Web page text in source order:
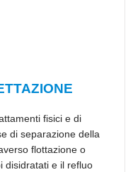
fisici e di
di separazione della
flottazione o
disidratati e il refluo